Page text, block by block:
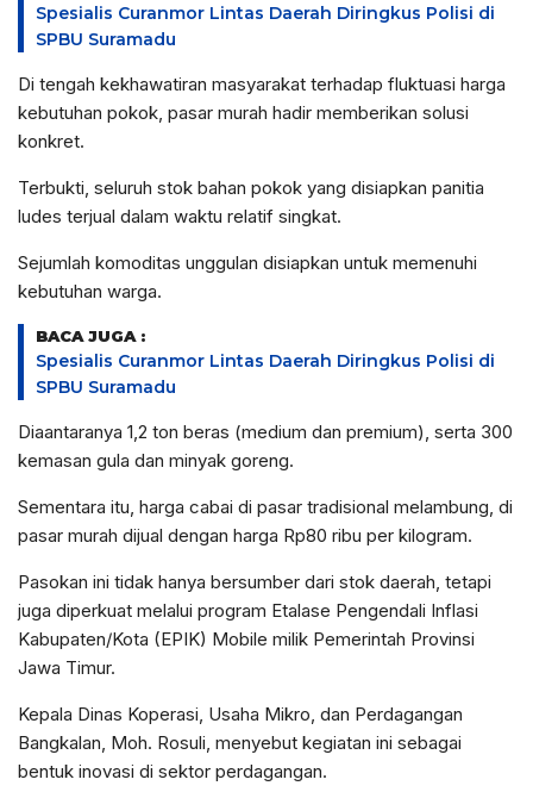
Spesialis Curanmor Lintas Daerah Diringkus Polisi di
SPBU Suramadu
Di tengah kekhawatiran masyarakat terhadap fluktuasi harga
kebutuhan pokok, pasar murah hadir memberikan solusi
konkret.
Terbukti, seluruh stok bahan pokok yang disiapkan panitia
ludes terjual dalam waktu relatif singkat.
Sejumlah komoditas unggulan disiapkan untuk memenuhi
kebutuhan warga.
BACA JUGA :
Spesialis Curanmor Lintas Daerah Diringkus Polisi di
SPBU Suramadu
Diaantaranya 1,2 ton beras (medium dan premium), serta 300
kemasan gula dan minyak goreng.
Sementara itu, harga cabai di pasar tradisional melambung, di
pasar murah dijual dengan harga Rp80 ribu per kilogram.
Pasokan ini tidak hanya bersumber dari stok daerah, tetapi
juga diperkuat melalui program Etalase Pengendali Inflasi
Kabupaten/Kota (EPIK) Mobile milik Pemerintah Provinsi
Jawa Timur.
Kepala Dinas Koperasi, Usaha Mikro, dan Perdagangan
Bangkalan, Moh. Rosuli, menyebut kegiatan ini sebagai
bentuk inovasi di sektor perdagangan.